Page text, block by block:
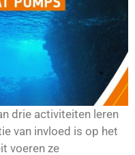
drie activiteiten leren
van invloed is op het
voeren ze